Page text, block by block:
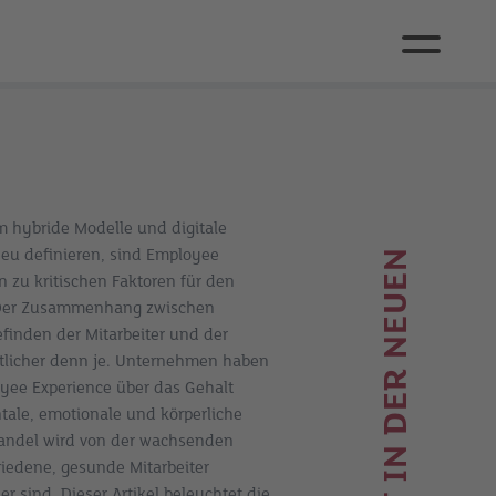
hybride Modelle und digitale
definieren, sind Employee
zu kritischen Faktoren für den
Zusammenhang zwischen
der Mitarbeiter und der
denn je. Unternehmen haben
Experience über das Gehalt
emotionale und körperliche
wird von der wachsenden
gesunde Mitarbeiter